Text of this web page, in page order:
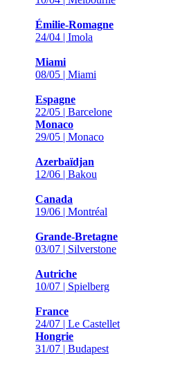
Émilie-Romagne
24/04 | Imola
Miami
08/05 | Miami
Espagne
22/05 | Barcelone
Monaco
29/05 | Monaco
Azerbaïdjan
12/06 | Bakou
Canada
19/06 | Montréal
Grande-Bretagne
03/07 | Silverstone
Autriche
10/07 | Spielberg
France
24/07 | Le Castellet
Hongrie
31/07 | Budapest